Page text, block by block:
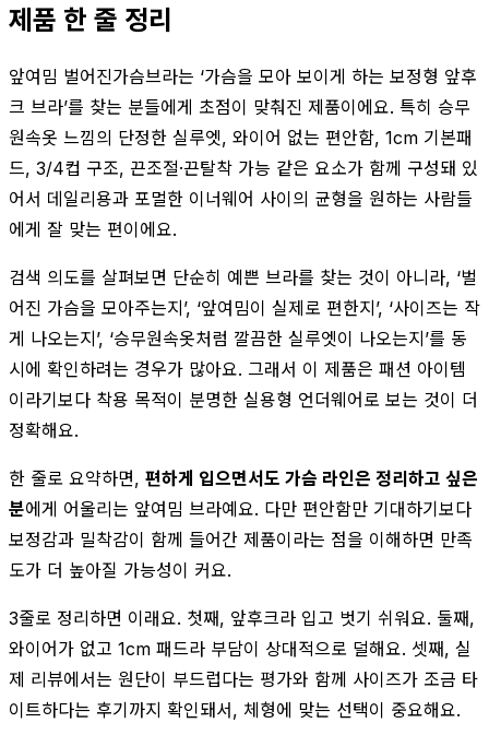
제품 한 줄 정리
앞여밈 벌어진가슴브라는 ‘가슴을 모아 보이게 하는 보정형 앞후
크 브라’를 찾는 분들에게 초점이 맞춰진 제품이에요. 특히 승무
원속옷 느낌의 단정한 실루엣, 와이어 없는 편안함, 1cm 기본패
드, 3/4컵 구조, 끈조절·끈탈착 가능 같은 요소가 함께 구성돼 있
어서 데일리용과 포멀한 이너웨어 사이의 균형을 원하는 사람들
에게 잘 맞는 편이에요.
검색 의도를 살펴보면 단순히 예쁜 브라를 찾는 것이 아니라, ‘벌
어진 가슴을 모아주는지’, ‘앞여밈이 실제로 편한지’, ‘사이즈는 작
게 나오는지’, ‘승무원속옷처럼 깔끔한 실루엣이 나오는지’를 동
시에 확인하려는 경우가 많아요. 그래서 이 제품은 패션 아이템
이라기보다 착용 목적이 분명한 실용형 언더웨어로 보는 것이 더
정확해요.
한 줄로 요약하면, 편하게 입으면서도 가슴 라인은 정리하고 싶은
분에게 어울리는 앞여밈 브라예요. 다만 편안함만 기대하기보다
보정감과 밀착감이 함께 들어간 제품이라는 점을 이해하면 만족
도가 더 높아질 가능성이 커요.
3줄로 정리하면 이래요. 첫째, 앞후크라 입고 벗기 쉬워요. 둘째,
와이어가 없고 1cm 패드라 부담이 상대적으로 덜해요. 셋째, 실
제 리뷰에서는 원단이 부드럽다는 평가와 함께 사이즈가 조금 타
이트하다는 후기까지 확인돼서, 체형에 맞는 선택이 중요해요.